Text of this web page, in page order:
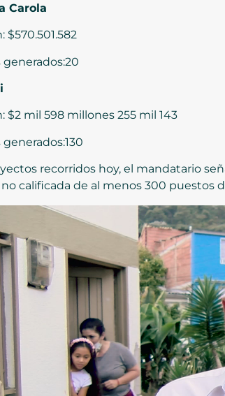
Carola
mil 598 millones 255 mil 143
recorridos hoy, el mandatario
calificada de al menos 300 puestos